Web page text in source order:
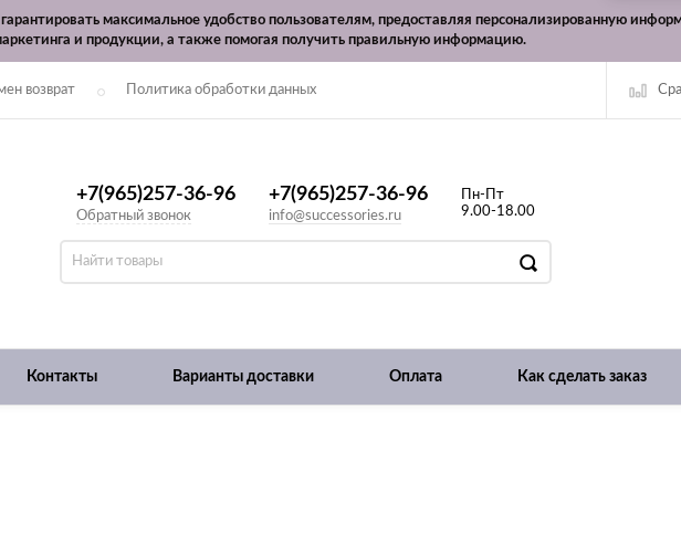
максимальное удобство пользователям, предоставляя персонализированную
и продукции, а также помогая получить правильную информацию.
возврат Политика обработки данных
+7(965)257-36-96
Обратный звонок
+7(965)257-36-96
info@successories.ru
Пн-Пт
9.00-18.00
Контакты Варианты доставки Оплата Как сделать заказ